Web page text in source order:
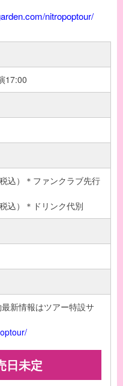
nitropoptour/
17:00
込）＊ファンクラブ先行
込）＊ドリンク代別
新情報はツアー特設サ
日未定